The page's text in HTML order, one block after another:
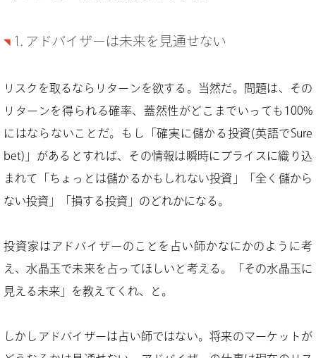
1. アドバイザーは未来を見通せない
リスクを取るならリターンを欲する。当然だ。問題は、その
リターンを得られる確率、蓋然性がどこまでいっても100%
にはならないことだ。もし「確実に儲かる投資(英語でSure
bet)」があるとすれば、その情報は瞬時にプライスに織り込
まれて「ちょっとは儲かるかもしれない投資」「全く儲から
ない投資」「損する投資」のどれかになる。
投資家はアドバイザーのことを占い師かなにかのように考
え、水晶玉で未来を占ってほしいと考える。「その水晶玉に
見える未来」を教えてくれ、と。
しかしアドバイザーは占い師ではない。将来のマーケットが